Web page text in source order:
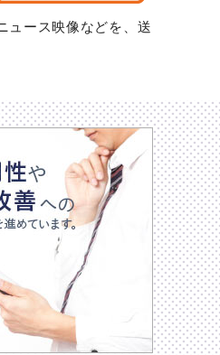
ュース映像などを、送